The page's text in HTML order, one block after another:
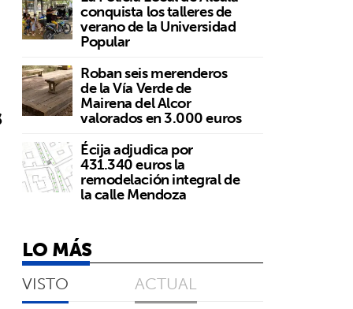
conquista los talleres de
verano de la Universidad
Popular
Roban seis merenderos
de la Vía Verde de
Mairena del Alcor
valorados en 3.000 euros
Écija adjudica por
431.340 euros la
remodelación integral de
la calle Mendoza
LO MÁS
VISTO ACTUAL